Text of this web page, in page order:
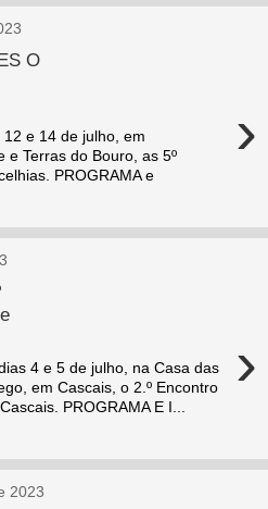
O
›
e 14 de julho, em
e Terras do Bouro, as 5º
PROGRAMA e
›
4 e 5 de julho, na Casa das
em Cascais, o 2.º Encontro
PROGRAMA E I...
2023